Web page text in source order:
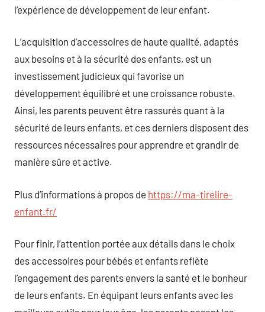
l’expérience de développement de leur enfant.
L’acquisition d’accessoires de haute qualité, adaptés
aux besoins et à la sécurité des enfants, est un
investissement judicieux qui favorise un
développement équilibré et une croissance robuste.
Ainsi, les parents peuvent être rassurés quant à la
sécurité de leurs enfants, et ces derniers disposent des
ressources nécessaires pour apprendre et grandir de
manière sûre et active.
Plus d’informations à propos de https://ma-tirelire-
enfant.fr/
Pour finir, l’attention portée aux détails dans le choix
des accessoires pour bébés et enfants reflète
l’engagement des parents envers la santé et le bonheur
de leurs enfants. En équipant leurs enfants avec les